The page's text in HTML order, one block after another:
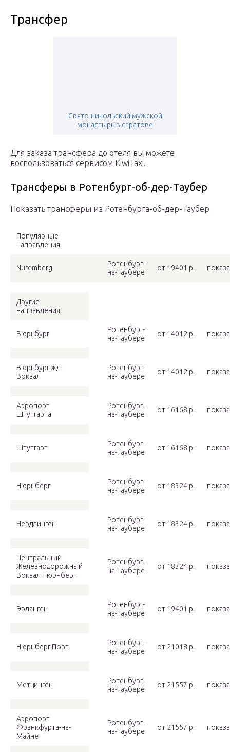
Трансфер
Свято-никольский мужской
монастырь в саратове
Для заказа трансфера до отеля вы можете
воспользоваться сервисом KiwiTaxi.
Трансферы в Ротенбург-об-дер-Таубер
Показать трансферы из Ротенбурга-об-дер-Таубер
Популярные
направления
Nuremberg
Ротенбург-
на-Таубере
от 19401 p.
Другие
направления
Вюрцбург
Ротенбург-
на-Таубере
от 14012 p.
Вюрцбург жд
Вокзал
Ротенбург-
на-Таубере
от 14012 p.
Аэропорт
Штутгарта
Ротенбург-
на-Таубере
от 16168 p.
Штутгарт
Ротенбург-
на-Таубере
от 16168 p.
Нюрнберг
Ротенбург-
на-Таубере
от 18324 p.
Нердлинген
Ротенбург-
на-Таубере
от 18324 p.
Центральный
Железнодорожный
Вокзал Нюрнберг
Ротенбург-
на-Таубере
от 18324 p.
Эрланген
Ротенбург-
на-Таубере
от 19401 p.
Нюрнберг Порт
Ротенбург-
на-Таубере
от 21018 p.
Метцинген
Ротенбург-
на-Таубере
от 21557 p.
Аэропорт
Франкфурта-на-
Майне
Ротенбург-
на-Таубере
от 21557 p.